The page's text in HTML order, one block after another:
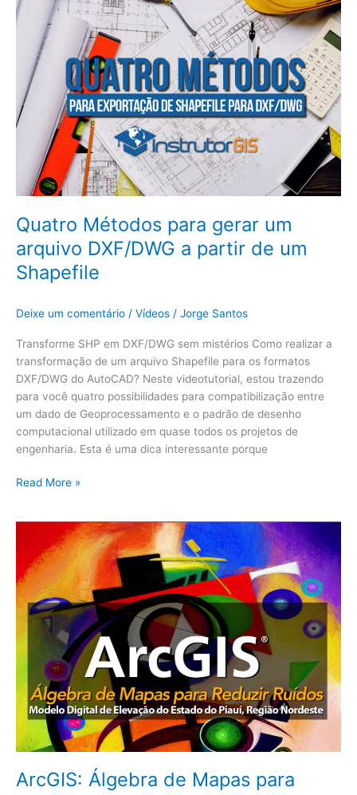
Quatro Métodos para gerar um
arquivo DXF/DWG a partir de um
Shapefile
Deixe um comentário / Vídeos / Jorge Santos
Transforme SHP em DXF/DWG sem mistérios Como realizar a
transformação de um arquivo Shapefile para os formatos
DXF/DWG do AutoCAD? Neste videotutorial, estou trazendo
para você quatro possibilidades para compatibilização entre
um dado de Geoprocessamento e o padrão de desenho
computacional utilizado em quase todos os projetos de
engenharia. Esta é uma dica interessante porque
para
arquivo
DXF/DWG
partir
Shapefile
Read More »
ArcGIS: Álgebra de Mapas para
Álgebra
de
Mapas
para
Redução
de
Ruídos
no
Modelo
Digital
de
Elevação
Estado